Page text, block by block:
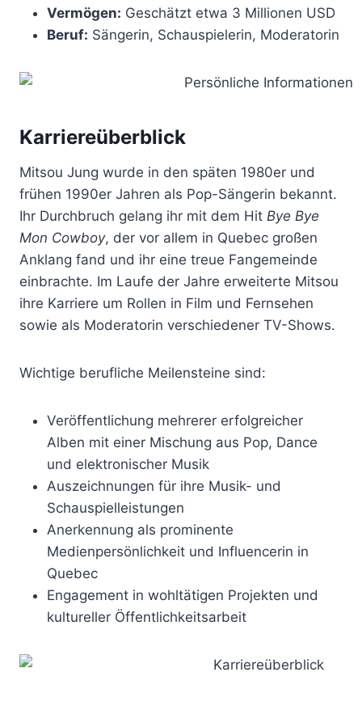
Vermögen: Geschätzt etwa 3 Millionen USD
Beruf: Sängerin, Schauspielerin, Moderatorin
Karriereüberblick
Mitsou Jung wurde in den späten 1980er und
frühen 1990er Jahren als Pop-Sängerin bekannt.
Ihr Durchbruch gelang ihr mit dem Hit Bye Bye
Mon Cowboy, der vor allem in Quebec großen
Anklang fand und ihr eine treue Fangemeinde
einbrachte. Im Laufe der Jahre erweiterte Mitsou
ihre Karriere um Rollen in Film und Fernsehen
sowie als Moderatorin verschiedener TV-Shows.
Wichtige berufliche Meilensteine sind:
Veröffentlichung mehrerer erfolgreicher
Alben mit einer Mischung aus Pop, Dance
und elektronischer Musik
Auszeichnungen für ihre Musik- und
Schauspielleistungen
Anerkennung als prominente
Medienpersönlichkeit und Influencerin in
Quebec
Engagement in wohltätigen Projekten und
kultureller Öffentlichkeitsarbeit